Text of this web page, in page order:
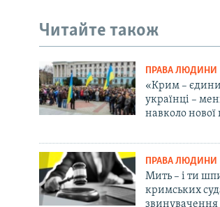
Читайте також
ПРАВА ЛЮДИНИ
«Крим –
українці –
навколо нової
ПРАВА ЛЮДИНИ
Мить – і ти
кримських
звинувачення